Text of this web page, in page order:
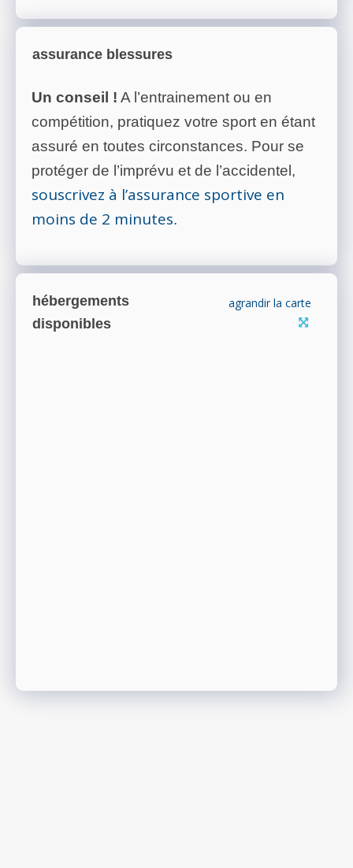
assurance blessures
Un conseil ! A l’entrainement ou en
compétition, pratiquez votre sport en étant
assuré en toutes circonstances. Pour se
protéger de l’imprévu et de l’accidentel,
souscrivez à l’assurance sportive en
moins de 2 minutes.
hébergements
disponibles
agrandir la carte